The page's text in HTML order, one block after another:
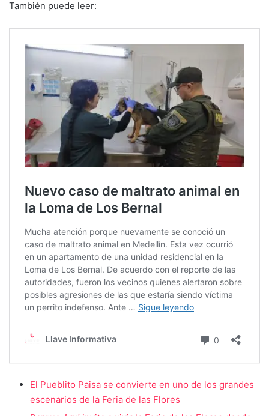
También puede leer:
El Pueblito Paisa se convierte en uno de los grandes
escenarios de la Feria de las Flores